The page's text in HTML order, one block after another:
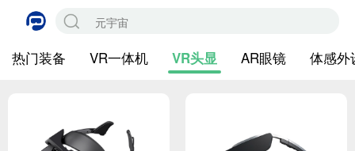
热门装备 VR一体机 VR头显 AR眼镜 体感外